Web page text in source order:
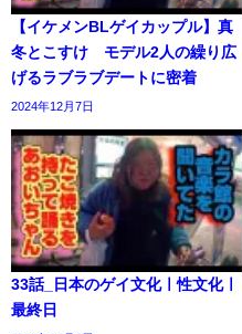
【イケメンBLゲイカップル】真
冬とこすけ モデル2人の繰り広
げるラブラブデートに密着
2024年12月7日
33話_日本のゲイ文化ㅣ性文化ㅣ
最終日